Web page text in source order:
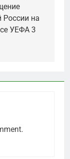
России на
УЕФА 3